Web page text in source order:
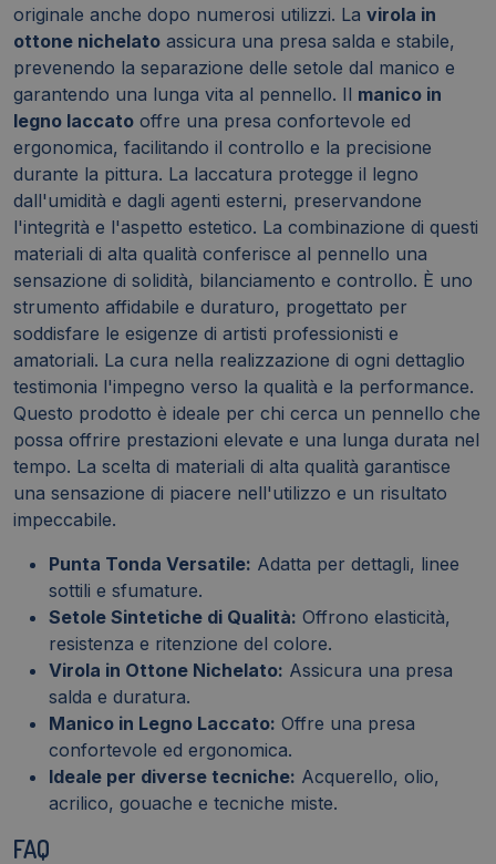
originale anche dopo numerosi utilizzi. La virola in
ottone nichelato assicura una presa salda e stabile,
prevenendo la separazione delle setole dal manico e
garantendo una lunga vita al pennello. Il manico in
legno laccato offre una presa confortevole ed
ergonomica, facilitando il controllo e la precisione
durante la pittura. La laccatura protegge il legno
dall'umidità e dagli agenti esterni, preservandone
l'integrità e l'aspetto estetico. La combinazione di questi
materiali di alta qualità conferisce al pennello una
sensazione di solidità, bilanciamento e controllo. È uno
strumento affidabile e duraturo, progettato per
soddisfare le esigenze di artisti professionisti e
amatoriali. La cura nella realizzazione di ogni dettaglio
testimonia l'impegno verso la qualità e la performance.
Questo prodotto è ideale per chi cerca un pennello che
possa offrire prestazioni elevate e una lunga durata nel
tempo. La scelta di materiali di alta qualità garantisce
una sensazione di piacere nell'utilizzo e un risultato
impeccabile.
Punta Tonda Versatile: Adatta per dettagli, linee
sottili e sfumature.
Setole Sintetiche di Qualità: Offrono elasticità,
resistenza e ritenzione del colore.
Virola in Ottone Nichelato: Assicura una presa
salda e duratura.
Manico in Legno Laccato: Offre una presa
confortevole ed ergonomica.
Ideale per diverse tecniche: Acquerello, olio,
acrilico, gouache e tecniche miste.
FAQ